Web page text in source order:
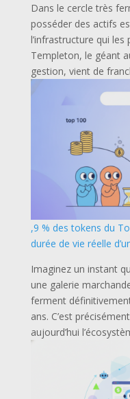
Dans le cercle très
posséder des actifs
l’infrastructure qui
Templeton, le géant
gestion, vient de
,9 % des tokens du
durée de vie réelle
Imaginez un instant
une galerie
ferment
ans. C’est
aujourd’hui